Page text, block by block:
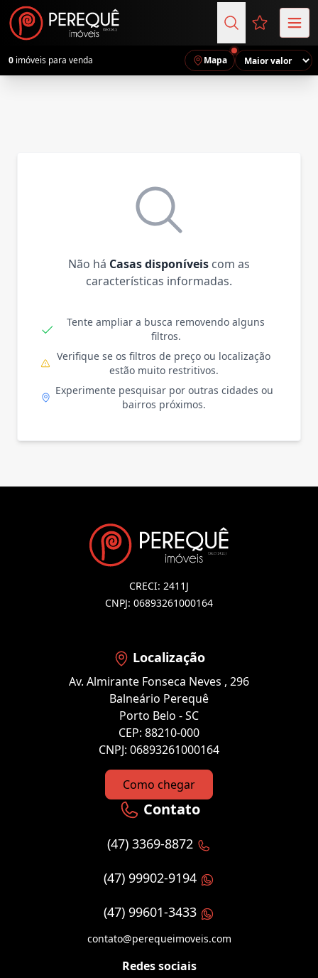
Favoritos
0 imóveis para venda Mapa
Não há Casas disponíveis com as
características informadas.
Tente ampliar a busca removendo alguns
filtros.
Verifique se os filtros de preço ou localização
estão muito restritivos.
Experimente pesquisar por outras cidades ou
bairros próximos.
CRECI: 2411J
CNPJ: 06893261000164
Localização
Av. Almirante Fonseca Neves , 296
Balneário Perequê
Porto Belo - SC
CEP: 88210-000
CNPJ: 06893261000164
Como chegar
Contato
(47) 3369-8872
(47) 99902-9194
(47) 99601-3433
contato@perequeimoveis.com
Redes sociais